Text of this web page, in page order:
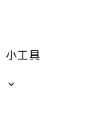
小工具